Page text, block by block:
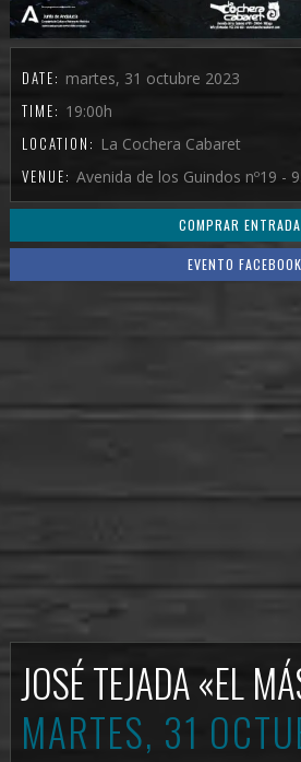
DATE: martes, 31 octubre 2023
TIME: 19:00h
LOCATION: La Cochera Cabaret
VENUE: Avenida de los Guindos nº19 -
COMPRAR
EVENTO FACEBOOK
JOSÉ TEJADA «EL
MARTES, 31